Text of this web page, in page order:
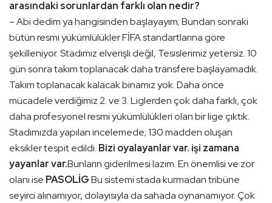
arasındaki sorunlardan farklı olan nedir?
– Abi dedim ya hangisinden başlayayım; Bundan sonraki
bütün resmi yükümlülükler FİFA standartlarına göre
şekilleniyor. Stadımız elverişli değil, Tesislerimiz yetersiz. 10
gün sonra takım toplanacak daha transfere başlayamadık.
Takım toplanacak kalacak binamız yok. Daha önce
mücadele verdiğimiz 2. ve 3. Liglerden çok daha farklı, çok
daha profesyonel resmi yükümlülükleri olan bir lige çıktık.
Stadımızda yapılan incelemede; 130 madden oluşan
eksikler tespit edildi. Bizi oyalayanlar var. işi zamana
yayanlar var.Bunların giderilmesi lazım. En önemlisi ve zor
olanı ise PASOLİGBu sistemi stada kurmadan tribüne
seyirci alınamıyor, dolayısıyla da sahada oynanamıyor. Çok